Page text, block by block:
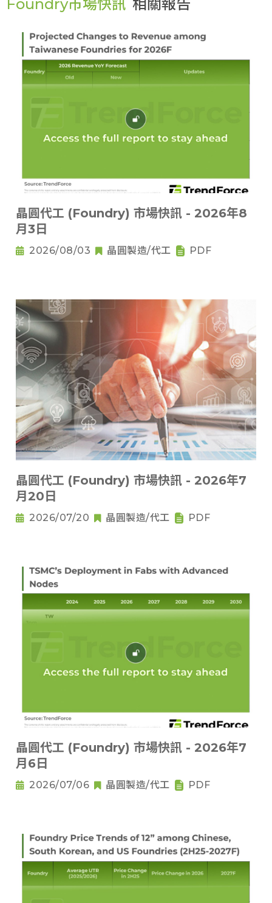
Foundry市場快訊 相關報告
晶圓代工 (Foundry) 市場快訊 - 2026年8
月3日
2026/08/03 晶圓製造/代工 PDF
晶圓代工 (Foundry) 市場快訊 - 2026年7
月20日
2026/07/20 晶圓製造/代工 PDF
晶圓代工 (Foundry) 市場快訊 - 2026年7
月6日
2026/07/06 晶圓製造/代工 PDF